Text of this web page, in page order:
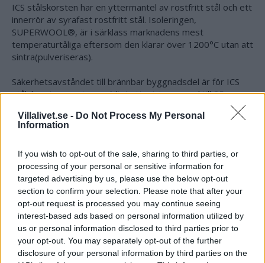
Villalivet.se - Do Not Process My Personal
Information
If you wish to opt-out of the sale, sharing to third parties, or
processing of your personal or sensitive information for
targeted advertising by us, please use the below opt-out
section to confirm your selection. Please note that after your
opt-out request is processed you may continue seeing
interest-based ads based on personal information utilized by
us or personal information disclosed to third parties prior to
your opt-out. You may separately opt-out of the further
disclosure of your personal information by third parties on the
ICS stålskorsten har en yttermantel av rostfritt stål och ett
innerrör av syrafast rostfritt stål. Isoleringen,
SUPERWOOL®, är i särklass marknadens mest
temperaturtåliga eftersom den klarar över 1200°C utan att
sintra(pulveriseras).
Säkerhetsavståndet till brännbar byggnadsdel är för ICS
stålskorstenssystem möjligt att minimera ned till 25 mm.
Vår lätta skorsten för hemmet och industrin – lätt både till
sin vikt och att montera är en mycket prisvärd skorsten.
Den är tillverkad helt i syrafast, rostfritt stål med en 25mm
eller 50mm tjock isolering av SUPERWOOL®.
Stålskorstenen består av moduler som fogas samman via
en han- och en hondel som sedan säkras med ett låsband.
Detta är en beprövad och tillförlitlig montering som ger dig
och din familj en läckagefri och säker skorsten.